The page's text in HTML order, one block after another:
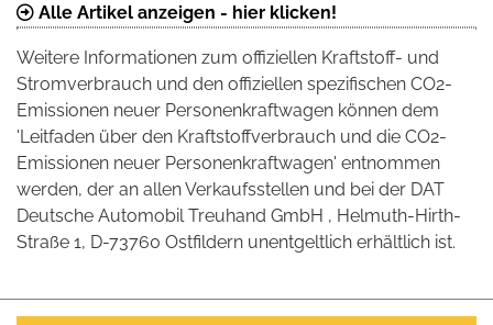
Alle Artikel anzeigen - hier klicken!
Weitere Informationen zum offiziellen Kraftstoff- und
Stromverbrauch und den offiziellen spezifischen CO2-
Emissionen neuer Personenkraftwagen können dem
'Leitfaden über den Kraftstoffverbrauch und die CO2-
Emissionen neuer Personenkraftwagen' entnommen
werden, der an allen Verkaufsstellen und bei der DAT
Deutsche Automobil Treuhand GmbH , Helmuth-Hirth-
Straße 1, D-73760 Ostfildern unentgeltlich erhältlich ist.